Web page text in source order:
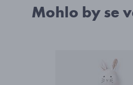
Mohlo by se